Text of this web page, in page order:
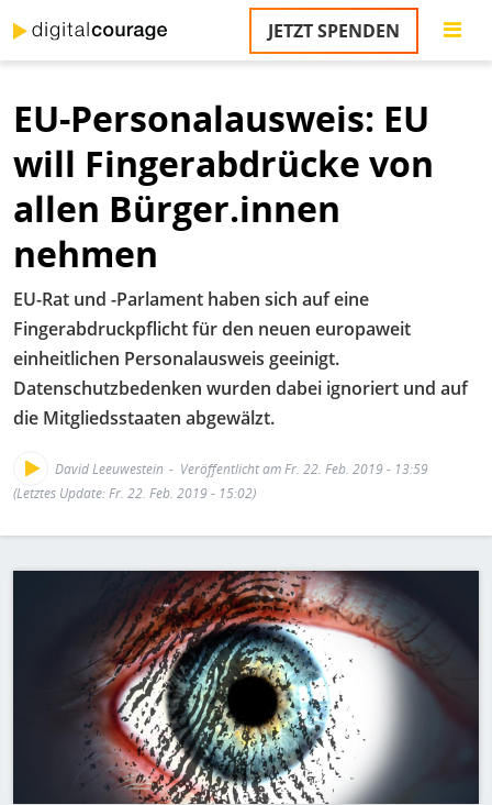
zum
Inhalt
JETZT SPENDEN
EU-Personalausweis: EU
will Fingerabdrücke von
allen Bürger.innen
nehmen
EU-Rat und -Parlament haben sich auf eine
Fingerabdruckpflicht für den neuen europaweit
einheitlichen Personalausweis geeinigt.
Datenschutzbedenken wurden dabei ignoriert und auf
die Mitgliedsstaaten abgewälzt.
David Leeuwestein
Veröffentlicht am Fr. 22. Feb. 2019 - 13:59
(Letztes Update: Fr. 22. Feb. 2019 - 15:02)
Bild